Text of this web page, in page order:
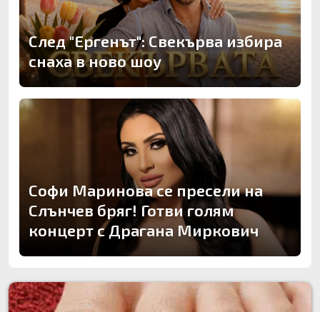
След "Ергенът": Свекърва избира
снаха в ново шоу
Софи Маринова се пресели на
Слънчев бряг! Готви голям
концерт с Драгана Миркович